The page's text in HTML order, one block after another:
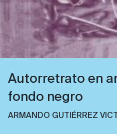
Autorretrato en
fondo negro
ARMANDO GUTIÉRREZ